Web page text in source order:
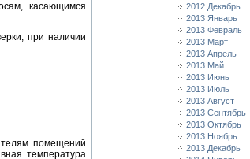
касающимся
при наличии
помещений
температура
2012 Декабрь
2013 Январь
2013 Февраль
2013 Март
2013 Апрель
2013 Май
2013 Июнь
2013 Июль
2013 Август
2013 Сентябрь
2013 Октябрь
2013 Ноябрь
2013 Декабрь